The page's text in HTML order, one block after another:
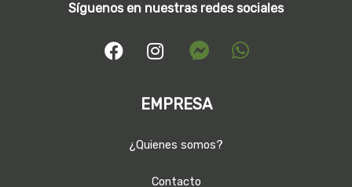
Síguenos en nuestras redes sociales
EMPRESA
¿Quienes somos?
Contacto